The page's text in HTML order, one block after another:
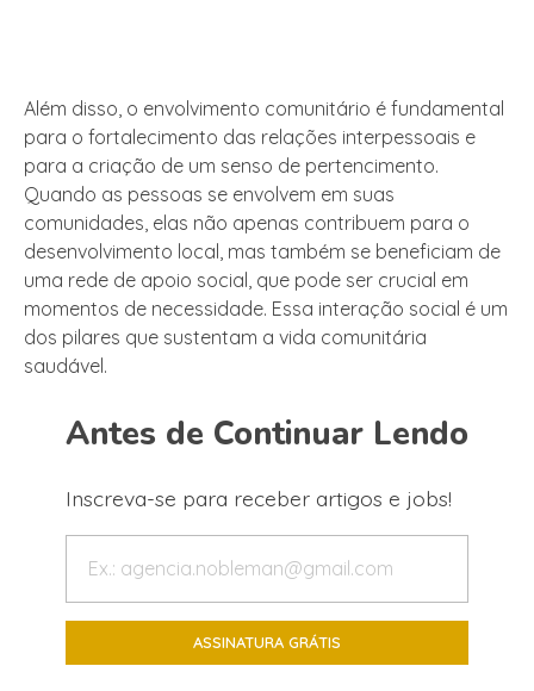
Além disso, o envolvimento comunitário é fundamental
para o fortalecimento das relações interpessoais e
para a criação de um senso de pertencimento.
Quando as pessoas se envolvem em suas
comunidades, elas não apenas contribuem para o
desenvolvimento local, mas também se beneficiam de
uma rede de apoio social, que pode ser crucial em
momentos de necessidade. Essa interação social é um
dos pilares que sustentam a vida comunitária
saudável.
Antes de Continuar Lendo
Inscreva-se para receber artigos e jobs!